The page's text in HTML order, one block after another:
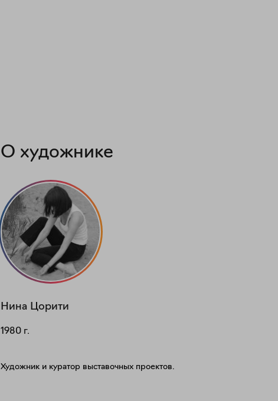
О художнике
Нина Цорити
1980 г.
Художник и куратор выставочных проектов.